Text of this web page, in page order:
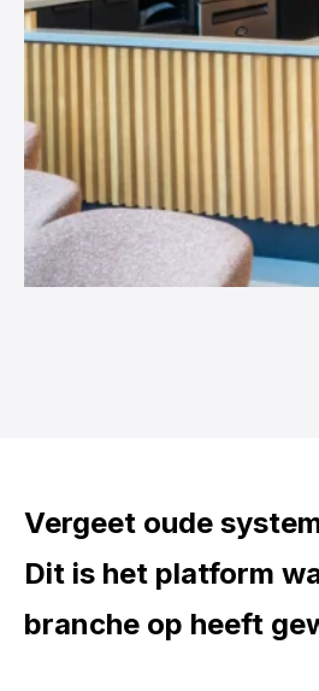
Vergeet oude
Dit is het platform
branche op heeft